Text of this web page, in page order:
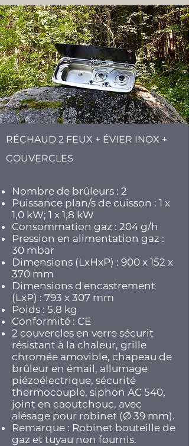
RÉCHAUD 2 FEUX + ÉVIER INOX +
COUVERCLES
Nombre de brûleurs : 2
Puissance plan/s de cuisson : 1 x
1,0 kW; 1 x 1,8 kW
Consommation gaz : 204 g/h
Pression en alimentation gaz :
30 mbar
Dimensions (LxHxP) : 900 x 152 x
370 mm
Dimensions d'encastrement
(LxP) : 793 x 307 mm
Poids : 5,8 kg
Conformité : CE
2 couvercles en verre sécurit
résistant à la chaleur, grille
chromée amovible, chapeau de
brûleur en émail, allumage
piézoélectrique, sécurité
thermocouple, siphon AC 540,
joint en caoutchouc, avec
alésage pour robinet (Ø 39 mm).
Remarque : Robinet bouteille de
gaz et tuyau non fournis.